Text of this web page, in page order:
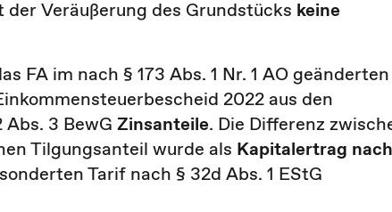
Veräußerung des Grundstücks keine
FA im nach § 173 Abs. 1 Nr. 1 AO geänderten
2022 aus den
3 BewG Zinsanteile. Die Differenz
Tilgungsanteil wurde als Kapitalertrag
Tarif nach § 32d Abs. 1 EStG